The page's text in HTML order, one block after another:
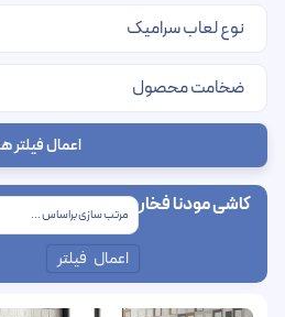
اعمال فیلتر ها
کاشی مودنا فخار
اعمال فیلتر